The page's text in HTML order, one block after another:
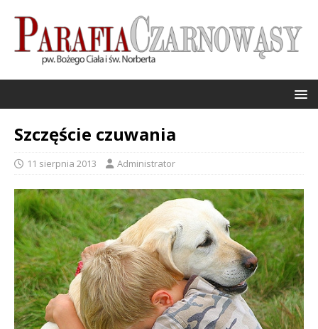
Szczęście czuwania
11 sierpnia 2013 Administrator